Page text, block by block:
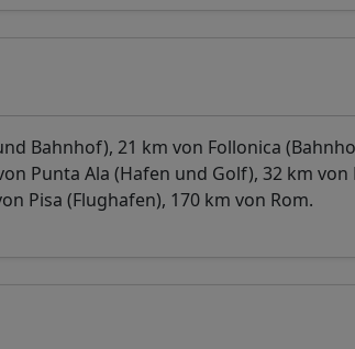
Bahnhof), 21 km von Follonica
Punta Ala (Hafen und Golf), 32 km
Pisa (Flughafen), 170 km von Rom.